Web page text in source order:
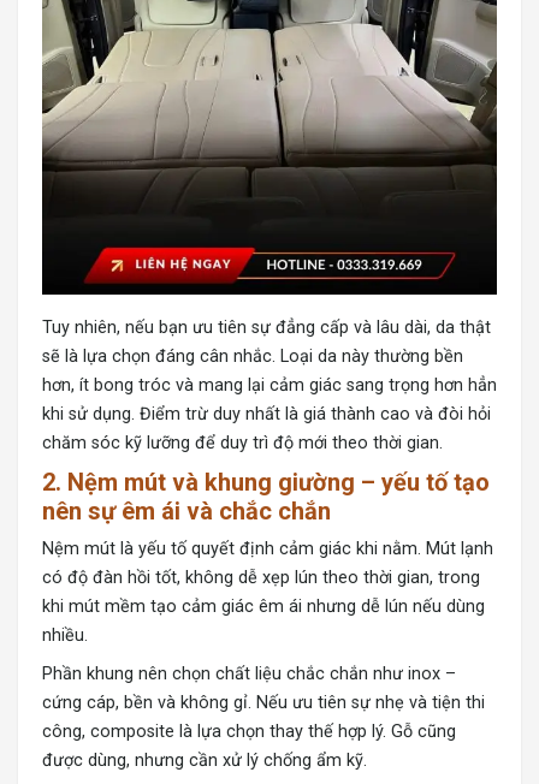
Tuy nhiên, nếu bạn ưu tiên sự đẳng cấp và lâu dài, da thật
sẽ là lựa chọn đáng cân nhắc. Loại da này thường bền
hơn, ít bong tróc và mang lại cảm giác sang trọng hơn hẳn
khi sử dụng. Điểm trừ duy nhất là giá thành cao và đòi hỏi
chăm sóc kỹ lưỡng để duy trì độ mới theo thời gian.
2. Nệm mút và khung giường – yếu tố tạo
nên sự êm ái và chắc chắn
Nệm mút là yếu tố quyết định cảm giác khi nằm. Mút lạnh
có độ đàn hồi tốt, không dễ xẹp lún theo thời gian, trong
khi mút mềm tạo cảm giác êm ái nhưng dễ lún nếu dùng
nhiều.
Phần khung nên chọn chất liệu chắc chắn như inox –
cứng cáp, bền và không gỉ. Nếu ưu tiên sự nhẹ và tiện thi
công, composite là lựa chọn thay thế hợp lý. Gỗ cũng
được dùng, nhưng cần xử lý chống ẩm kỹ.